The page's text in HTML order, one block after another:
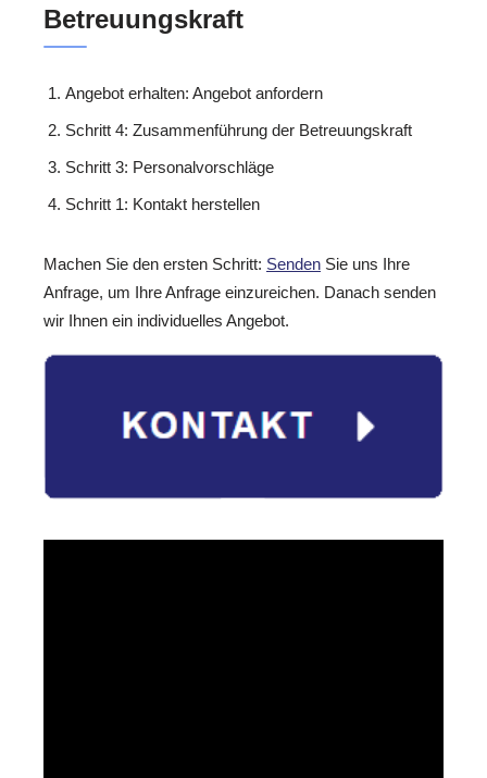
Betreuungskraft
Angebot erhalten: Angebot anfordern
Schritt 4: Zusammenführung der Betreuungskraft
Schritt 3: Personalvorschläge
Schritt 1: Kontakt herstellen
Machen Sie den ersten Schritt: Senden Sie uns Ihre
Anfrage, um Ihre Anfrage einzureichen. Danach senden
wir Ihnen ein individuelles Angebot.